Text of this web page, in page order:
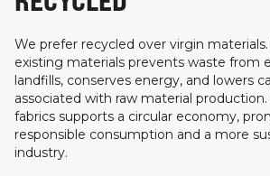
We prefer recycled over virgin
existing materials prevents waste from
landfills, conserves energy, and lowers
associated with raw material
fabrics supports a circular economy,
responsible consumption and a more
industry.